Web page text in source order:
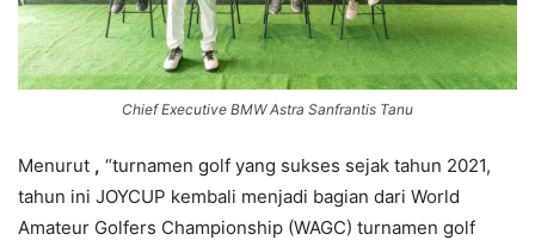
Chief Executive BMW Astra Sanfrantis Tanu
Menurut , “turnamen golf yang sukses sejak tahun 2021,
tahun ini JOYCUP kembali menjadi bagian dari World
Amateur Golfers Championship (WAGC) turnamen golf